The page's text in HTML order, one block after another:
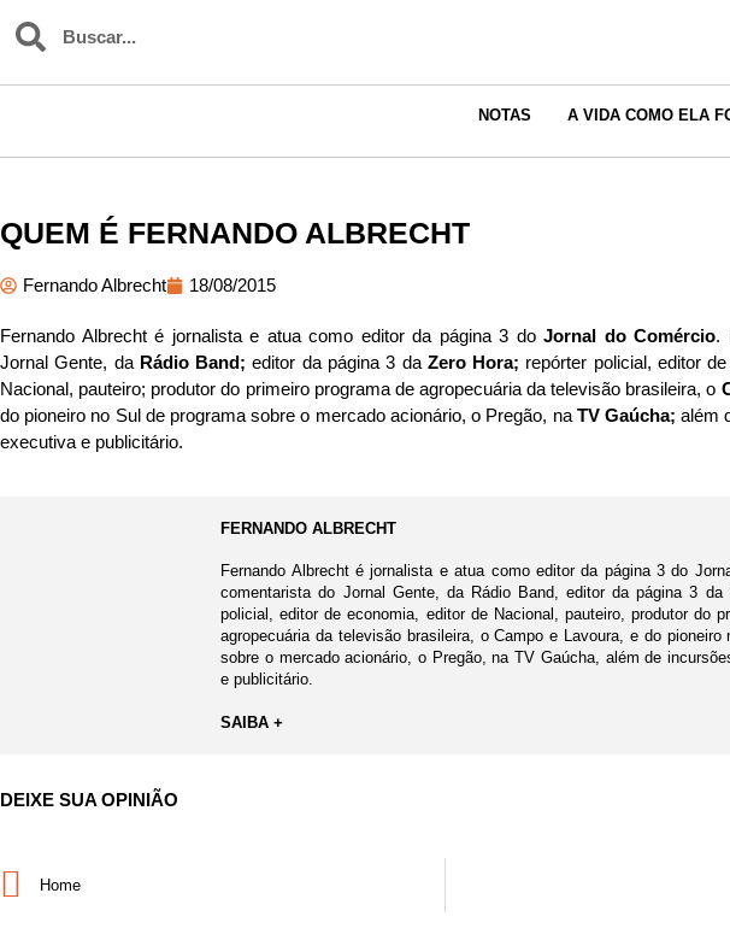
NOTAS A VIDA COMO ELA
QUEM É FERNANDO ALBRECHT
Fernando Albrecht 18/08/2015
Fernando Albrecht é jornalista e atua como editor da página 3 doJornal do Comércio.
Jornal Gente, da Rádio Band; editor da página 3 da Zero Hora; repórter policial, editor
Nacional, pauteiro; produtor do primeiro programa de agropecuária da televisão brasileira, o
do pioneiro no Sul de programa sobre o mercado acionário, o Pregão, na TV Gaúcha; além
executiva e publicitário.
FERNANDO ALBRECHT
Fernando Albrecht é jornalista e atua como editor da página 3 do
comentarista do Jornal Gente, da Rádio Band, editor da página 3 da
policial, editor de economia, editor de Nacional, pauteiro, produtor do
agropecuária da televisão brasileira, o Campo e Lavoura, e do pioneiro
sobre o mercado acionário, o Pregão, na TV Gaúcha, além de
e publicitário.
SAIBA +
DEIXE SUA OPINIÃO
Home